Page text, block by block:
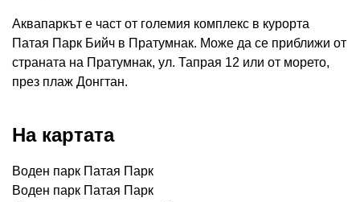
Аквапаркът е част от големия комплекс в курорта
Патая Парк Бийч в Пратумнак. Може да се приближи от
страната на Пратумнак, ул. Тапрая 12 или от морето,
през плаж Донгтан.
На картата
Воден парк Патая Парк
Воден парк Патая Парк